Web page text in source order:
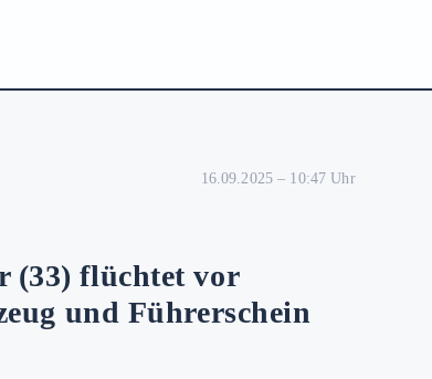
16.09.2025 – 10:47 Uhr
(33) flüchtet vor
und Führerschein